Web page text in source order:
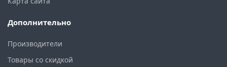
Дополнительно
Производители
Товары со скидкой